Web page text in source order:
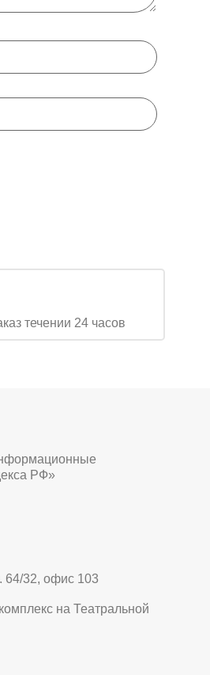
течении 24 часов
РФ»
64/32, офис 103
на Театральной